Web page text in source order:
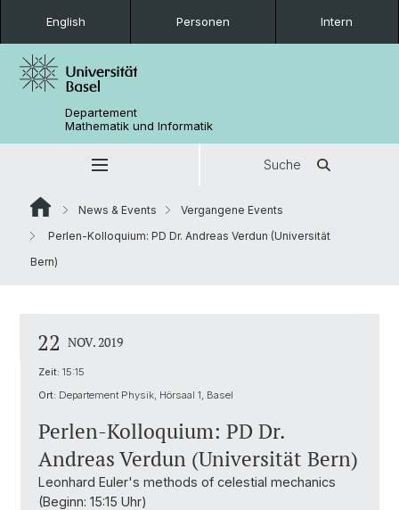
English Personen Intern
Departement
Mathematik und Informatik
Suche
News & Events
Vergangene Events
Perlen-Kolloquium: PD Dr. Andreas Verdun (Universität
Bern)
22 NOV. 2019
Zeit: 15:15
Ort: Departement Physik, Hörsaal 1, Basel
Perlen-Kolloquium: PD Dr.
Andreas Verdun (Universität Bern)
Leonhard Euler's methods of celestial mechanics
(Beginn: 15:15 Uhr)